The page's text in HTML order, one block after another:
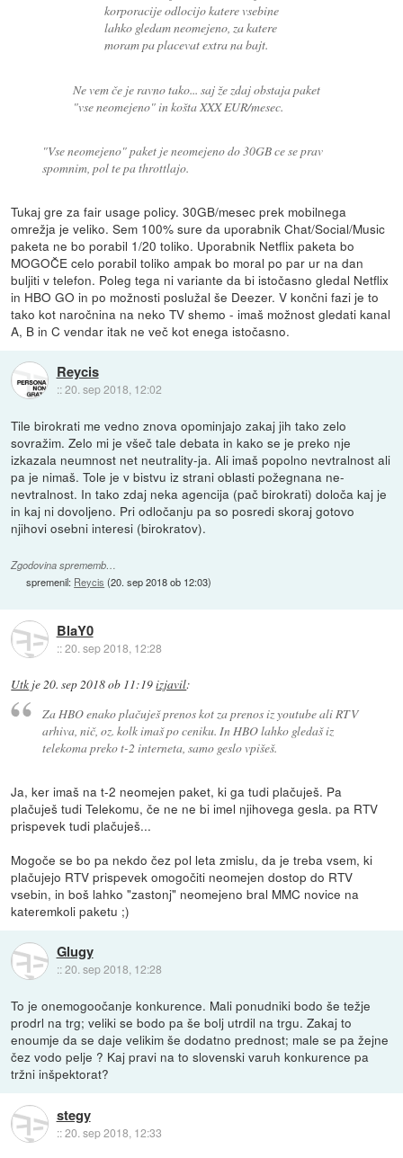
korporacije odlocijo katere vsebine
lahko gledam neomejeno, za katere
moram pa placevat extra na bajt.
Ne vem če je ravno tako... saj že zdaj obstaja paket
"vse neomejeno" in košta XXX EUR/mesec.
"Vse neomejeno" paket je neomejeno do 30GB ce se prav
spomnim, pol te pa throttlajo.
Tukaj gre za fair usage policy. 30GB/mesec prek mobilnega
omrežja je veliko. Sem 100% sure da uporabnik Chat/Social/Music
paketa ne bo porabil 1/20 toliko. Uporabnik Netflix paketa bo
MOGOČE celo porabil toliko ampak bo moral po par ur na dan
buljiti v telefon. Poleg tega ni variante da bi istočasno gledal Netflix
in HBO GO in po možnosti poslužal še Deezer. V končni fazi je to
tako kot naročnina na neko TV shemo - imaš možnost gledati kanal
A, B in C vendar itak ne več kot enega istočasno.
Reycis
::20. sep 2018, 12:02
Tile birokrati me vedno znova opominjajo zakaj jih tako zelo
sovražim. Zelo mi je všeč tale debata in kako se je preko nje
izkazala neumnost net neutrality-ja. Ali imaš popolno nevtralnost ali
pa je nimaš. Tole je v bistvu iz strani oblasti požegnana ne-
nevtralnost. In tako zdaj neka agencija (pač birokrati) določa kaj je
in kaj ni dovoljeno. Pri odločanju pa so posredi skoraj gotovo
njihovi osebni interesi (birokratov).
Zgodovina sprememb…
spremenil: Reycis (20. sep 2018 ob 12:03)
BlaY0
::20. sep 2018, 12:28
Utk je20. sep 2018 ob 11:19izjavil:
Za HBO enako plačuješ prenos kot za prenos iz youtube ali RTV
arhiva, nič, oz. kolk imaš po ceniku. In HBO lahko gledaš iz
telekoma preko t-2 interneta, samo geslo vpišeš.
Ja, ker imaš na t-2 neomejen paket, ki ga tudi plačuješ. Pa
plačuješ tudi Telekomu, če ne ne bi imel njihovega gesla. pa RTV
prispevek tudi plačuješ...
Mogoče se bo pa nekdo čez pol leta zmislu, da je treba vsem, ki
plačujejo RTV prispevek omogočiti neomejen dostop do RTV
vsebin, in boš lahko "zastonj" neomejeno bral MMC novice na
kateremkoli paketu ;)
Glugy
::20. sep 2018, 12:28
To je onemogoočanje konkurence. Mali ponudniki bodo še težje
prodrl na trg; veliki se bodo pa še bolj utrdil na trgu. Zakaj to
enoumje da se daje velikim še dodatno prednost; male se pa žejne
čez vodo pelje ? Kaj pravi na to slovenski varuh konkurence pa
tržni inšpektorat?
stegy
::20. sep 2018, 12:33